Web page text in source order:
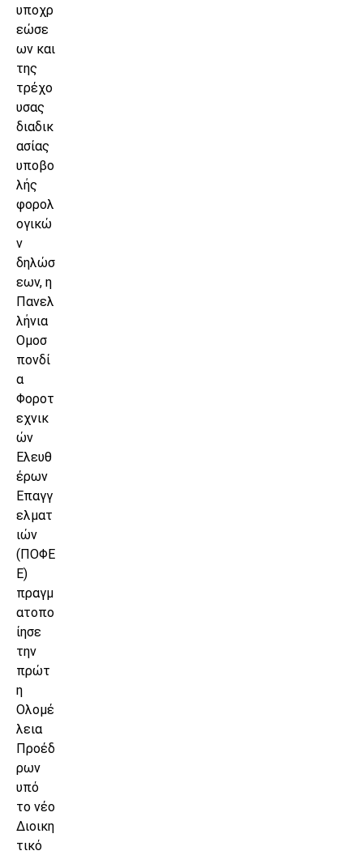
υποχρ
εώσε
ων και
της
τρέχο
υσας
διαδικ
ασίας
υποβο
λής
φορολ
ογικώ
ν
δηλώσ
εων, η
Πανελ
λήνια
Ομοσ
πονδί
α
Φοροτ
εχνικ
ών
Ελευθ
έρων
Επαγγ
ελματ
ιών
(ΠΟΦΕ
Ε)
πραγμ
ατοπο
ίησε
την
πρώτ
η
Ολομέ
λεια
Προέδ
ρων
υπό
το νέο
Διοικη
τικό